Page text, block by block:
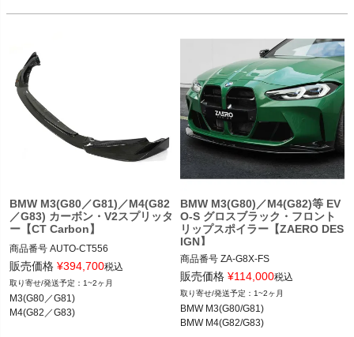
BMW M3(G80／G81)／M4(G82
／G83) カーボン・V2スプリッタ
ー【CT Carbon】
商品番号 AUTO-CT556
CT556
M3(G80／G81) 21-
M4(G82／G83) 21-
販売価格 ¥394,700税込
1~2ヶ月
M3(G80／G81)
M4(G82／G83)
BMW M3(G80)／M4(G82)等 EV
O-S グロスブラック・フロント
リップスポイラー【ZAERO DES
IGN】
商品番号 ZA-G8X-FS
12ZER：ZA-G8X-FS
BMW M3(G80/G81) 21-
BMW M4(G82/G83) 21-
販売価格 ¥114,000税込
1~2ヶ月
BMW M3(G80/G81)
BMW M4(G82/G83)